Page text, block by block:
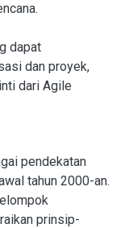
dapat
dan proyek,
dari Agile
pendekatan
tahun 2000-an.
prinsip-